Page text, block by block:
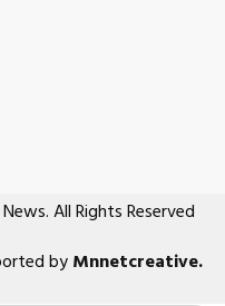
All Rights Reserved
byMnnetcreative.